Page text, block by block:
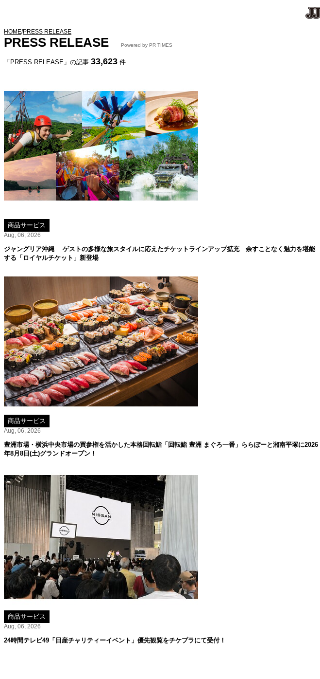
HOME/PRESS RELEASE
PRESS RELEASE Powered by PR TIMES
「PRESS RELEASE」の記事 33,623 件
商品サービス
Aug, 06, 2026
ジャングリア沖縄 ゲストの多様な旅スタイルに応えたチケットラインアップ拡充 余すことなく魅力を堪能
する「ロイヤルチケット」新登場
商品サービス
Aug, 06, 2026
豊洲市場・横浜中央市場の買参権を活かした本格回転鮨「回転鮨 豊洲 まぐろ一番」ららぽーと湘南平塚に2026
年8月8日(土)グランドオープン！
商品サービス
Aug, 06, 2026
24時間テレビ49「日産チャリティーイベント」優先観覧をチケプラにて受付！